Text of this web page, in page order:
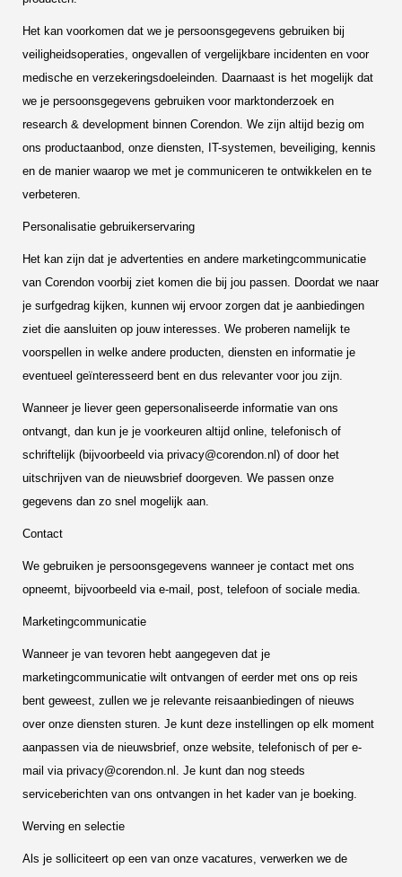
Het kan voorkomen dat we je persoonsgegevens gebruiken bij
veiligheidsoperaties, ongevallen of vergelijkbare incidenten en voor
medische en verzekeringsdoeleinden. Daarnaast is het mogelijk dat
we je persoonsgegevens gebruiken voor marktonderzoek en
research & development binnen Corendon. We zijn altijd bezig om
ons productaanbod, onze diensten, IT-systemen, beveiliging, kennis
en de manier waarop we met je communiceren te ontwikkelen en te
verbeteren.
Personalisatie gebruikerservaring
Het kan zijn dat je advertenties en andere marketingcommunicatie
van Corendon voorbij ziet komen die bij jou passen. Doordat we naar
je surfgedrag kijken, kunnen wij ervoor zorgen dat je aanbiedingen
ziet die aansluiten op jouw interesses. We proberen namelijk te
voorspellen in welke andere producten, diensten en informatie je
eventueel geïnteresseerd bent en dus relevanter voor jou zijn.
Wanneer je liever geen gepersonaliseerde informatie van ons
ontvangt, dan kun je je voorkeuren altijd online, telefonisch of
schriftelijk (bijvoorbeeld via privacy@corendon.nl) of door het
uitschrijven van de nieuwsbrief doorgeven. We passen onze
gegevens dan zo snel mogelijk aan.
Contact
We gebruiken je persoonsgegevens wanneer je contact met ons
opneemt, bijvoorbeeld via e-mail, post, telefoon of sociale media.
Marketingcommunicatie
Wanneer je van tevoren hebt aangegeven dat je
marketingcommunicatie wilt ontvangen of eerder met ons op reis
bent geweest, zullen we je relevante reisaanbiedingen of nieuws
over onze diensten sturen. Je kunt deze instellingen op elk moment
aanpassen via de nieuwsbrief, onze website, telefonisch of per e-
mail via privacy@corendon.nl. Je kunt dan nog steeds
serviceberichten van ons ontvangen in het kader van je boeking.
Werving en selectie
Als je solliciteert op een van onze vacatures, verwerken we de